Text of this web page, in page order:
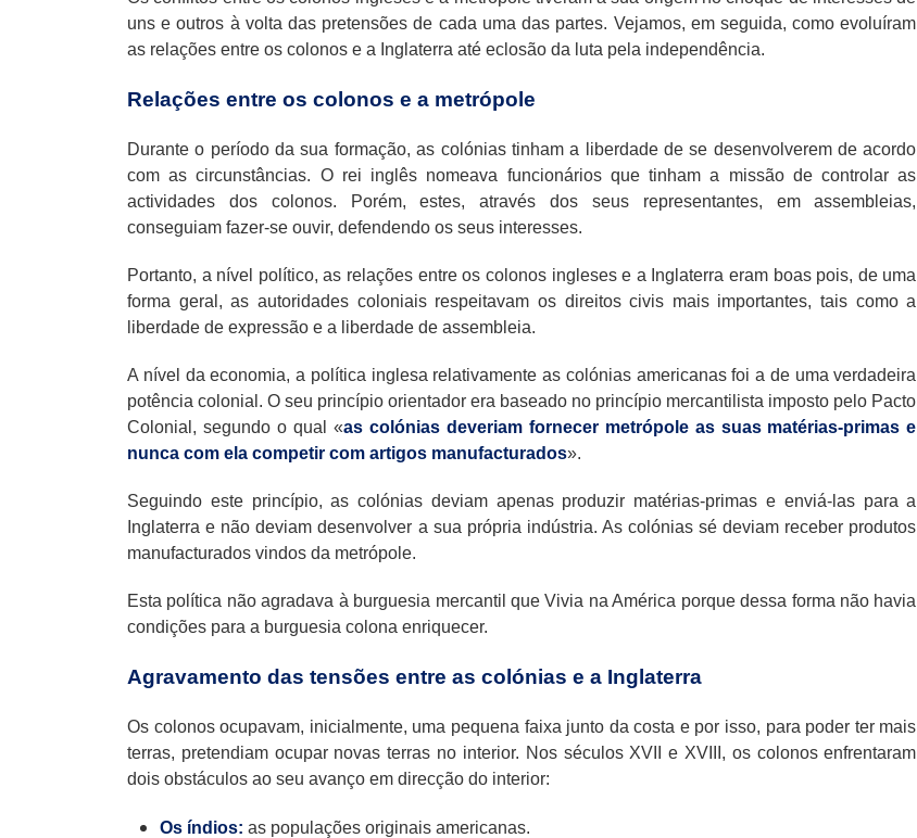
uns e outros à volta das pretensões de cada uma das partes. Vejamos, em seguida, como evoluíram
as relações entre os colonos e a Inglaterra até eclosão da luta pela independência.
Relações entre os colonos e a metrópole
Durante o período da sua formação, as colónias tinham a liberdade de se desenvolverem de acordo
com as circunstâncias. O rei inglês nomeava funcionários que tinham a missão de controlar as
actividades dos colonos. Porém, estes, através dos seus representantes, em assembleias,
conseguiam fazer-se ouvir, defendendo os seus interesses.
Portanto, a nível político, as relações entre os colonos ingleses e a Inglaterra eram boas pois, de uma
forma geral, as autoridades coloniais respeitavam os direitos civis mais importantes, tais como a
liberdade de expressão e a liberdade de assembleia.
A nível da economia, a política inglesa relativamente as colónias americanas foi a de uma verdadeira
potência colonial. O seu princípio orientador era baseado no princípio mercantilista imposto pelo Pacto
Colonial, segundo o qual «as colónias deveriam fornecer metrópole as suas matérias-primas e
nunca com ela competir com artigos manufacturados».
Seguindo este princípio, as colónias deviam apenas produzir matérias-primas e enviá-las para a
Inglaterra e não deviam desenvolver a sua própria indústria. As colónias sé deviam receber produtos
manufacturados vindos da metrópole.
Esta política não agradava à burguesia mercantil que Vivia na América porque dessa forma não havia
condições para a burguesia colona enriquecer.
Agravamento das tensões entre as colónias e a Inglaterra
Os colonos ocupavam, inicialmente, uma pequena faixa junto da costa e por isso, para poder ter mais
terras, pretendiam ocupar novas terras no interior. Nos séculos XVII e XVIII, os colonos enfrentaram
dois obstáculos ao seu avanço em direcção do interior:
Os índios: as populações originais americanas.